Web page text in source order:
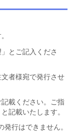
とご記入くださ
者様宛で発行させ
載ください。ご指
記載いたします。
発行はできません。